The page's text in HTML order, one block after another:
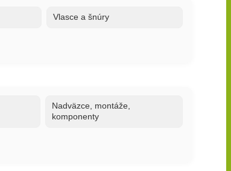
Vlasce a šnúry
Nadväzce, montáže,
komponenty